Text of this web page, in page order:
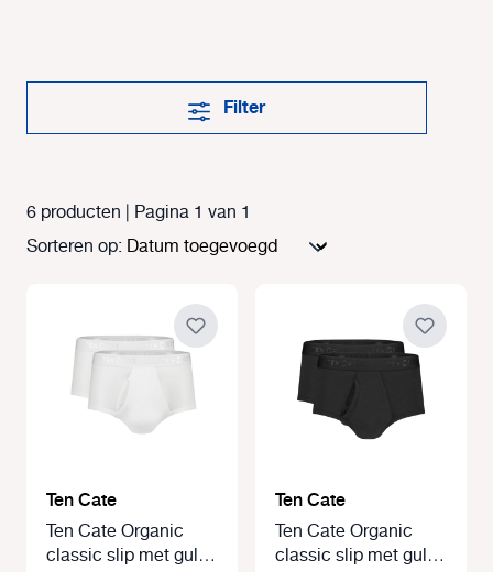
Filter
6 producten | Pagina 1 van 1
Sorteren op:
Ten Cate
Ten Cate Organic
classic slip met gulp
Ten Cate
Ten Cate Organic
classic slip met gulp